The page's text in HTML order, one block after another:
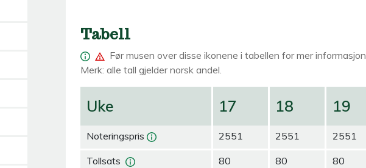
Tabell
Før musen over disse ikonene i tabellen for mer informasjon.
Merk: alle tall gjelder norsk andel.
Uke
Noteringspris
Tollsats
17
2551
80
18
2551
80
19
2551
80